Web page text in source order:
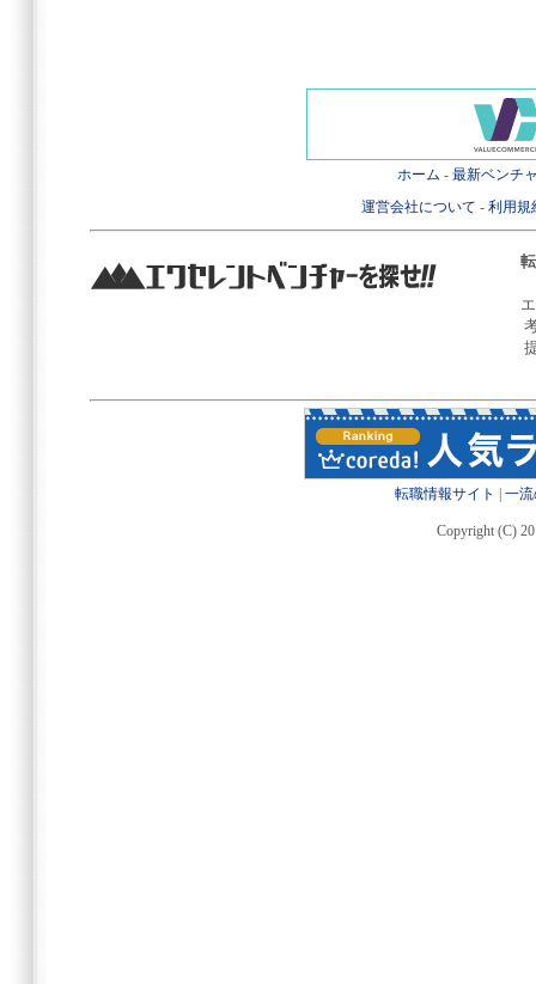
ホーム - 最新ベンチ
運営会社について - 利用規
転職情報サイト 一
Copyright (C)